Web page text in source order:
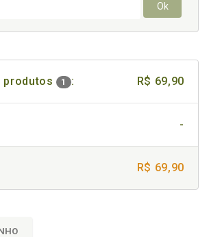
Ok
produtos 1 : R$ 69,90
-
R$ 69,90